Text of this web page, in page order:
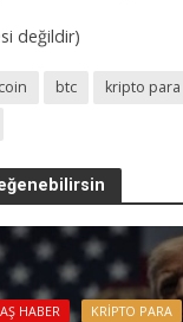
değildir)
btc
kripto para
HABER KRIPTO PARA